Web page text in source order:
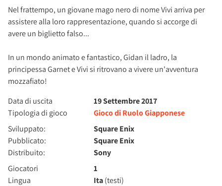
Nel frattempo, un giovane mago nero di nome Vivi arriva per
assistere alla loro rappresentazione, quando si accorge di
avere un biglietto falso...
In un mondo animato e fantastico, Gidan il ladro, la
principessa Garnet e Vivi si ritrovano a vivere un'avventura
mozzafiato!
Data di uscita
19 Settembre 2017
Tipologia di gioco
Gioco di Ruolo Giapponese
Sviluppato:
Square Enix
Pubblicato:
Square Enix
Distribuito:
Sony
Giocatori
1
Lingua
Ita(testi)